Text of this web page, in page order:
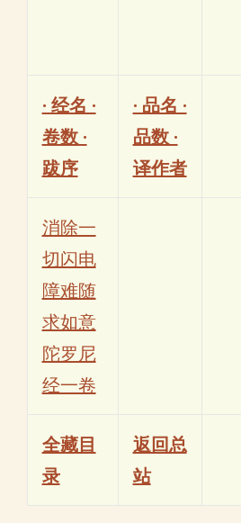
· 经名 ·
卷数 ·
跋序
· 品名 ·
品数 ·
译作者
消除一
切闪电
障难随
求如意
陀罗尼
经一卷
全藏目
录
返回总
站